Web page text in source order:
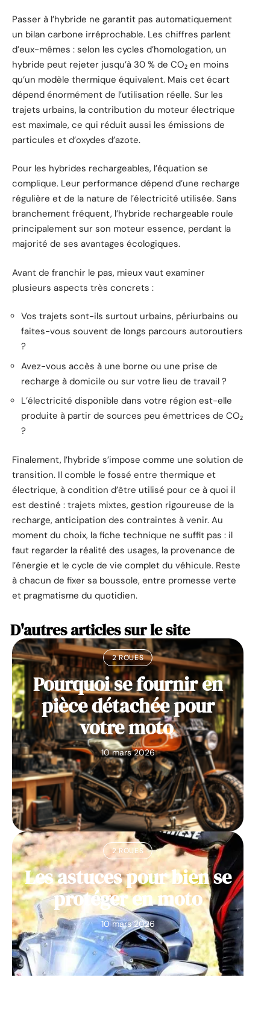
Passer à l’hybride ne garantit pas automatiquement
un bilan carbone irréprochable. Les chiffres parlent
d’eux-mêmes : selon les cycles d’homologation, un
hybride peut rejeter jusqu’à 30 % de CO₂ en moins
qu’un modèle thermique équivalent. Mais cet écart
dépend énormément de l’utilisation réelle. Sur les
trajets urbains, la contribution du moteur électrique
est maximale, ce qui réduit aussi les émissions de
particules et d’oxydes d’azote.
Pour les hybrides rechargeables, l’équation se
complique. Leur performance dépend d’une recharge
régulière et de la nature de l’électricité utilisée. Sans
branchement fréquent, l’hybride rechargeable roule
principalement sur son moteur essence, perdant la
majorité de ses avantages écologiques.
Avant de franchir le pas, mieux vaut examiner
plusieurs aspects très concrets :
Vos trajets sont-ils surtout urbains, périurbains ou
faites-vous souvent de longs parcours autoroutiers
?
Avez-vous accès à une borne ou une prise de
recharge à domicile ou sur votre lieu de travail ?
L’électricité disponible dans votre région est-elle
produite à partir de sources peu émettrices de CO₂
?
Finalement, l’hybride s’impose comme une solution de
transition. Il comble le fossé entre thermique et
électrique, à condition d’être utilisé pour ce à quoi il
est destiné : trajets mixtes, gestion rigoureuse de la
recharge, anticipation des contraintes à venir. Au
moment du choix, la fiche technique ne suffit pas : il
faut regarder la réalité des usages, la provenance de
l’énergie et le cycle de vie complet du véhicule. Reste
à chacun de fixer sa boussole, entre promesse verte
et pragmatisme du quotidien.
D'autres articles sur le site
2 ROUES
Pourquoi se fournir en
pièce détachée pour
votre moto
10 mars 2026
2 ROUES
Les astuces pour bien se
protéger en moto
10 mars 2026